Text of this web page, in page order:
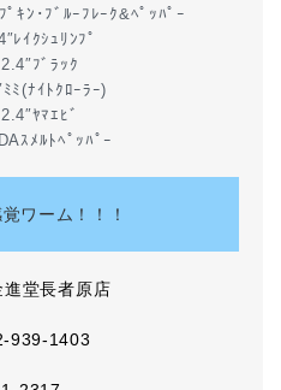
ﾟｷﾝ･ﾌﾞﾙｰﾌﾚｰｸ&ﾍﾟｯﾊﾟｰ
ﾚｲｸｼｭﾘﾝﾌﾟ
ﾌﾞﾗｯｸ
ﾐ(ﾅｲﾄｸﾛｰﾗｰ)
ﾔﾏｴﾋﾞ
ｽﾒﾙﾄﾍﾟｯﾊﾟｰ
ワーム！！！
進堂長者原店
939-1403